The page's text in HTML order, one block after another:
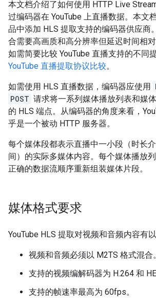
本文档介绍了如何使用 HTTP Live
过编码器在 YouTube 上直播数据。本文
品中添加 HLS 提取支持的编码器供应商
合需要高画质和高分辨率但延迟时间相对
如需简要比较 YouTube 直播支持的不同
YouTube 直播提取协议比较。
如需使用 HLS 直播数据，编码器应使用
POST 请求将一系列媒体播放列表和媒
的 HLS 端点。从编码器的角度来看，
乎是一个被动 HTTP 服务器。
每个媒体段都表示直播中一小段（时长
间）的实际多媒体内容。每个媒体播放
正确的数据流顺序重新组装媒体片段。
媒体格式要求
YouTube HLS 提取对视频和音频内容有
视频和音频必须以 M2TS 格式混合。
支持的视频编解码器为 H.264 和
支持的帧速率最高为 60fps。